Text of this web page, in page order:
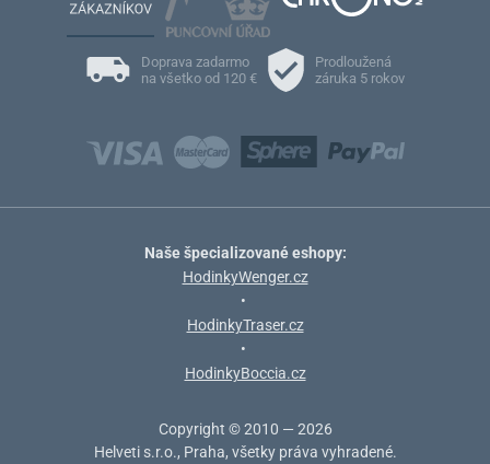
Doprava zadarmo
na všetko od 120 €
Prodloužená
záruka 5 rokov
Naše špecializované eshopy:
HodinkyWenger.cz
•
HodinkyTraser.cz
•
HodinkyBoccia.cz
Copyright © 2010 — 2026
Helveti s.r.o., Praha, všetky práva vyhradené.